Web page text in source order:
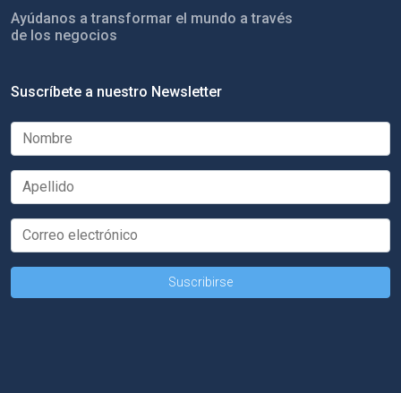
Ayúdanos a transformar el mundo a través
de los negocios
Suscríbete a nuestro Newsletter